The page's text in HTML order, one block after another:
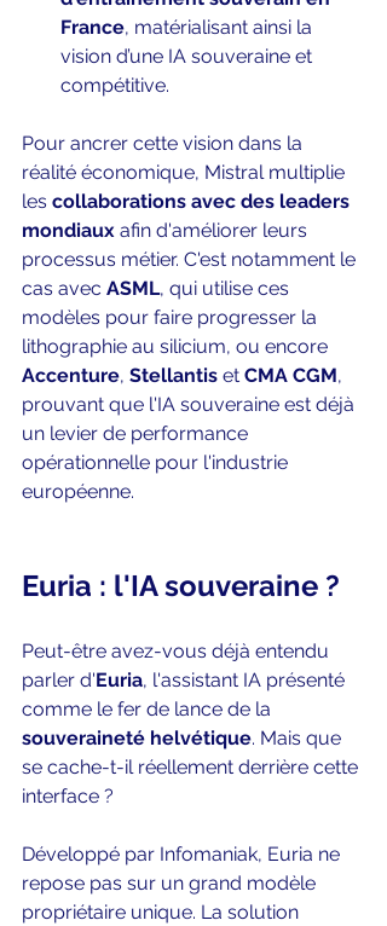
France, matérialisant ainsi la
vision d’une IA souveraine et
compétitive.
Pour ancrer cette vision dans la
réalité économique, Mistral multiplie
les collaborations avec des leaders
mondiaux afin d'améliorer leurs
processus métier. C'est notamment le
cas avec ASML, qui utilise ces
modèles pour faire progresser la
lithographie au silicium, ou encore
Accenture, Stellantis et CMA CGM,
prouvant que l'IA souveraine est déjà
un levier de performance
opérationnelle pour l'industrie
européenne.
Euria : l'IA souveraine ?
Peut-être avez-vous déjà entendu
parler d'Euria, l'assistant IA présenté
comme le fer de lance de la
souveraineté helvétique. Mais que
se cache-t-il réellement derrière cette
interface ?
Développé par Infomaniak, Euria ne
repose pas sur un grand modèle
propriétaire unique. La solution